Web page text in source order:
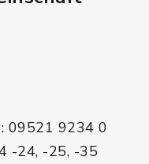
09521 9234 0
-24, -25, -35